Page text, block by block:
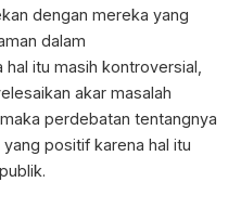
dengan mereka yang
dalam
hal itu masih kontroversial,
akar masalah
perdebatan tentangnya
positif karena hal itu